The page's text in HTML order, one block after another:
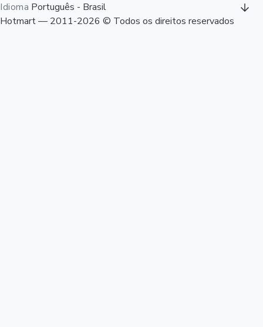
Idioma Português - Brasil
Hotmart — 2011-2026 © Todos os direitos reservados